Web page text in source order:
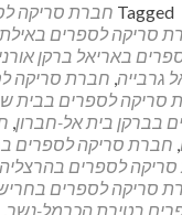
Tagged חברת סריקה
סריקה לספרים באילת
באריאל ברקן
גרבייה, חברת סריקה
סריקה לספרים בבית
בברקן בית אל-חברון,
, חברת סריקה לספרים
לספרים בהרצליה
סריקה לספרים
בטירת הכרמל-נשר,